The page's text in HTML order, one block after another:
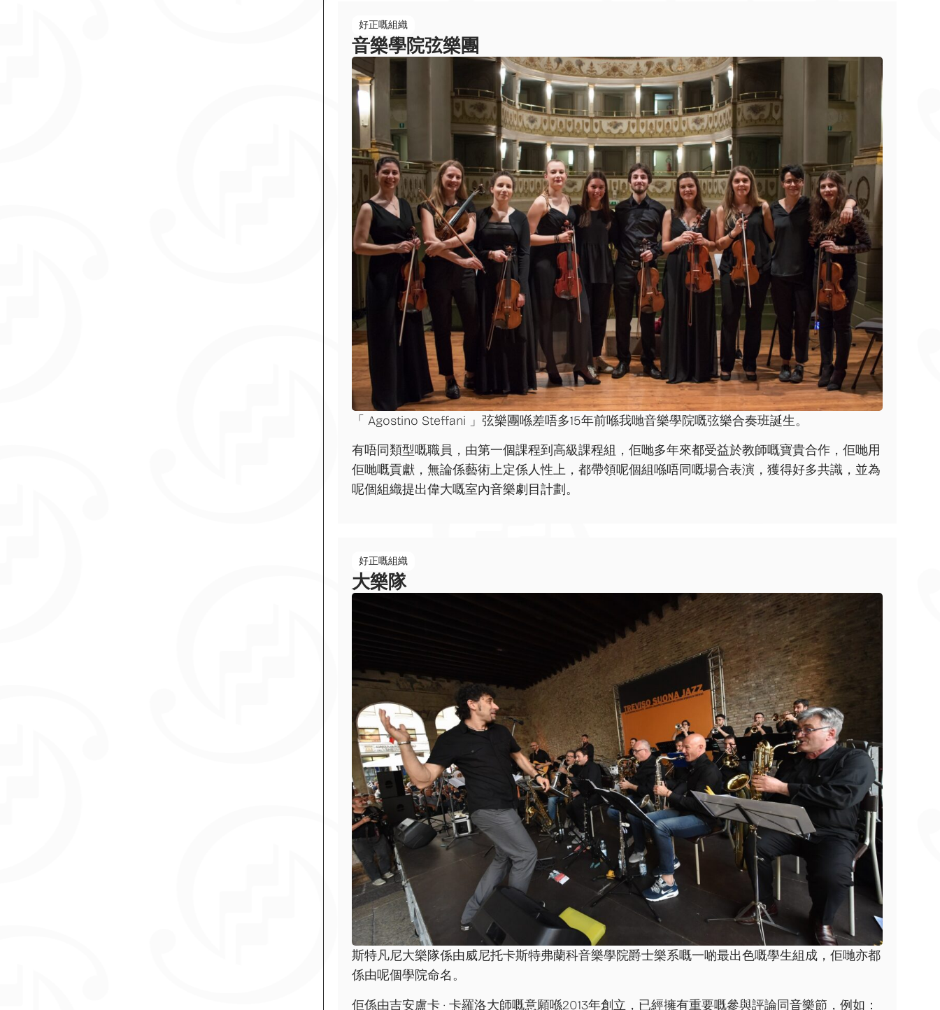
好正嘅組織
音樂學院弦樂團
「 Agostino Steffani 」弦樂團喺差唔多15年前喺我哋音樂學院嘅弦樂合奏班誕生。
有唔同類型嘅職員，由第一個課程到高級課程組，佢哋多年來都受益於教師嘅寶貴合作，佢哋用
佢哋嘅貢獻，無論係藝術上定係人性上，都帶領呢個組喺唔同嘅場合表演，獲得好多共識，並為
呢個組織提出偉大嘅室內音樂劇目計劃。
好正嘅組織
大樂隊
斯特凡尼大樂隊係由威尼托卡斯特弗蘭科音樂學院爵士樂系嘅一啲最出色嘅學生組成，佢哋亦都
係由呢個學院命名。
佢係由吉安盧卡 · 卡羅洛大師嘅意願喺2013年創立，已經擁有重要嘅參與評論同音樂節，例如：